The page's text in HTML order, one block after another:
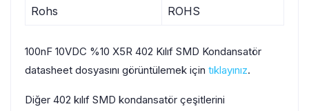
Rohs ROHS
100nF 10VDC %10 X5R 402 Kılıf SMD Kondansatör
datasheet dosyasını görüntülemek için tıklayınız.
Diğer 402 kılıf SMD kondansatör çeşitlerini